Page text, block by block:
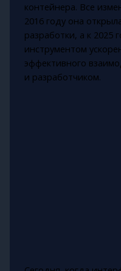
контейнера. Все
2016 году она
разработки, а к 2025
инструментом
эффективного
и разработчиком.